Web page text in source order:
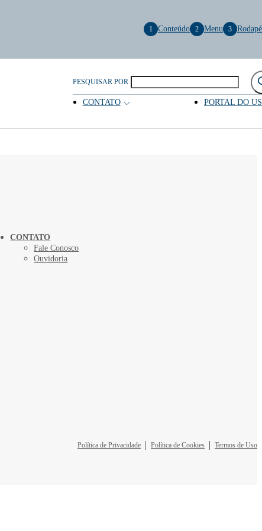
PESQUISAR POR
CONTATO PORTAL DO
1 Conteúdo 2 Menu 3 Rodapé
CONTATO
Fale Conosco
Ouvidoria
Política de Privacidade Política de Cookies Termos de Uso